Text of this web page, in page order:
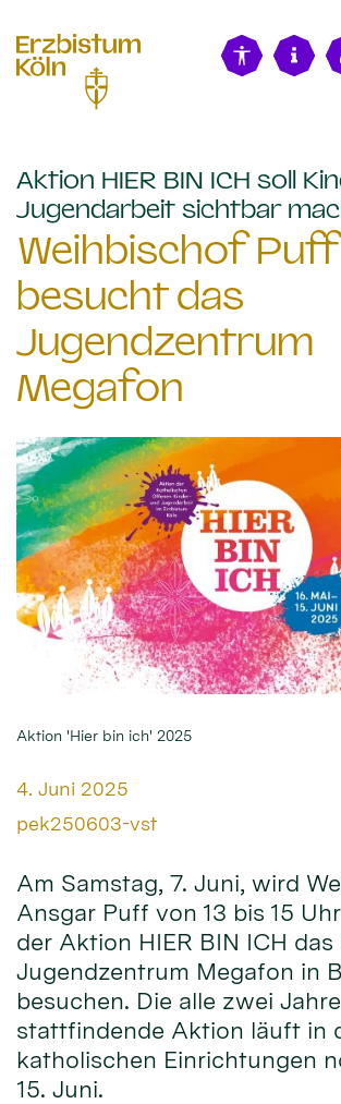
Aktion HIER BIN ICH soll
Jugendarbeit sichtbar
Weihbischof Puff
besucht das
Jugendzentrum
Megafon
Aktion 'Hier bin ich' 2025
Datum:
4. Juni 2025
Von:
pek250603-vst
Am Samstag, 7. Juni, wird
Ansgar Puff von 13 bis 15
der Aktion HIER BIN ICH
Jugendzentrum Megafon in
besuchen. Die alle zwei Jahre
stattfindende Aktion läuft in
katholischen Einrichtungen
15. Juni.